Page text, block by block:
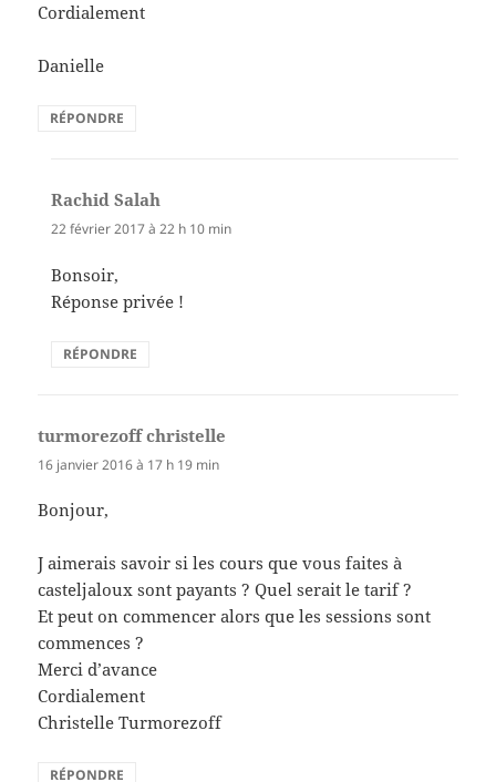
Cordialement
Danielle
RÉPONDRE
Rachid Salah
22 février 2017 à 22 h 10 min
Bonsoir,
Réponse privée !
RÉPONDRE
turmorezoff christelle
16 janvier 2016 à 17 h 19 min
Bonjour,
J aimerais savoir si les cours que vous faites à
casteljaloux sont payants ? Quel serait le tarif ?
Et peut on commencer alors que les sessions sont
commences ?
Merci d’avance
Cordialement
Christelle Turmorezoff
RÉPONDRE